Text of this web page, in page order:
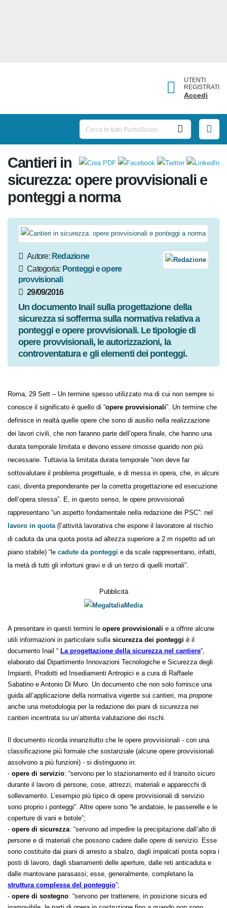
UTENTI
REGISTRATI
Accedi
Cantieri
in sicurezza: opere provvisionali
e ponteggi a norma
Autore:Redazione
Categoria:
provvisionali
29/09/2016
Un documento Inail sulla progettazione della
sicurezza si sofferma sulla normativa relativa a
ponteggi e opere provvisionali. Le tipologie di
opere provvisionali, le autorizzazioni, la
controventatura e gli elementi dei ponteggi.
Roma, 29 Sett – Un termine spesso utilizzato ma di cui non sempre si
conosce il significato è quello di “opere provvisionali”. Un termine
che definisce in realtà quelle opere che sono di ausilio nella
realizzazione dei lavori civili, che non faranno parte dell’opera finale,
che hanno una durata temporale limitata e devono essere rimosse
quando non più necessarie. Tuttavia la limitata durata temporale “non
deve far sottovalutare il problema progettuale, e di messa in opera,
che, in alcuni casi, diventa preponderante per la corretta
progettazione ed esecuzione dell’opera stessa”. E, in questo senso, le
opere provvisionali rappresentano “un aspetto fondamentale nella
redazione dei PSC”: nellavoro in quota(l’attività lavorativa che
espone il lavoratore al rischio di caduta da una quota posta ad altezza
superiore a 2 m rispetto ad un piano stabile) “lecadute da ponteggi
A presentare in questi termini le opere provvisionali
e a offrire alcune
utili informazioni in particolare sulla
sicurezza dei ponteggi
è il
documento Inail “
La progettazione della sicurezza nel cantiere
elaborato dal Dipartimento Innovazioni Tecnologiche e Sicurezza degli
Impianti, Prodotti ed Insediamenti Antropici e a cura di Raffaele
Sabatino e Antonio Di Muro. Un documento che non solo fornisce una
anche una metodologia per la redazione dei piani di sicurezza nei
cantieri incentrata su un’attenta valutazione dei rischi.
Il documento ricorda innanzitutto che le opere provvisionali - con una
classificazione più formale che sostanziale (alcune opere provvisionali
assolvono a più funzioni) - si distinguono in:
opere di servizio
: “servono per lo stazionamento ed il transito sicuro
durante il lavoro di persone, cose, attrezzi, materiali e apparecchi di
sollevamento. L’esempio più tipico di opere provvisionali di servizio
sono proprio i ponteggi”. Altre opere sono “le andatoie, le passerelle e le
coperture di vani e botole”;
opere di sicurezza
: “servono ad impedire la precipitazione dall’alto di
persone e di materiali che possono cadere dalle opere di servizio. Esse
sono costituite dai piani di arresto a sbalzo, dagli impalcati posta sopra i
posti di lavoro, dagli sbarramenti delle aperture, dalle reti anticaduta e
dalle mantovane parasassi; esse, generalmente, completano la